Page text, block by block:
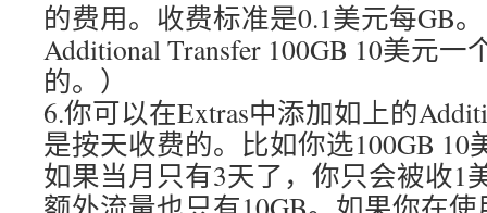
的费用。收费标准是0.1美元每GB
Additional Transfer 100GB 10美元
的。）
6.你可以在Extras中添加如上的
是按天收费的。比如你选100GB 10
如果当月只有3天了，你只会被收1